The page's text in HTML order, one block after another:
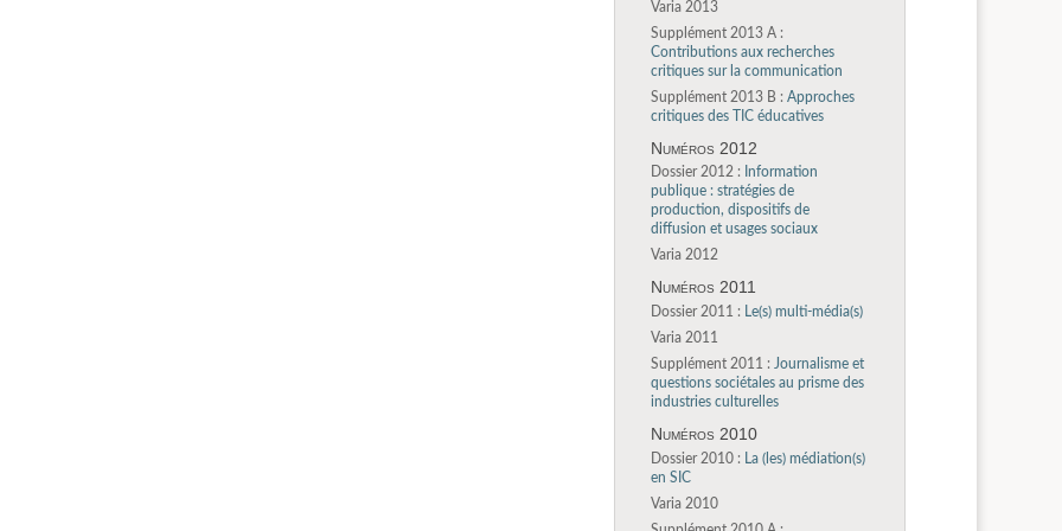
Varia 2013
Supplément 2013 A :
Contributions aux recherches
critiques sur la communication
Supplément 2013 B : Approches
critiques des TIC éducatives
Numéros 2012
Dossier 2012 : Information
publique : stratégies de
production, dispositifs de
diffusion et usages sociaux
Varia 2012
Numéros 2011
Dossier 2011 : Le(s) multi-média(s)
Varia 2011
Supplément 2011 : Journalisme et
questions sociétales au prisme des
industries culturelles
Numéros 2010
Dossier 2010 : La (les) médiation(s)
en SIC
Varia 2010